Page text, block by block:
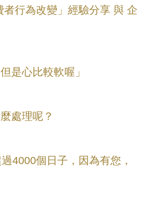
者行為改變」經驗分享 與 企
是心比較軟喔」
處理呢？
4000個日子，因為有您，